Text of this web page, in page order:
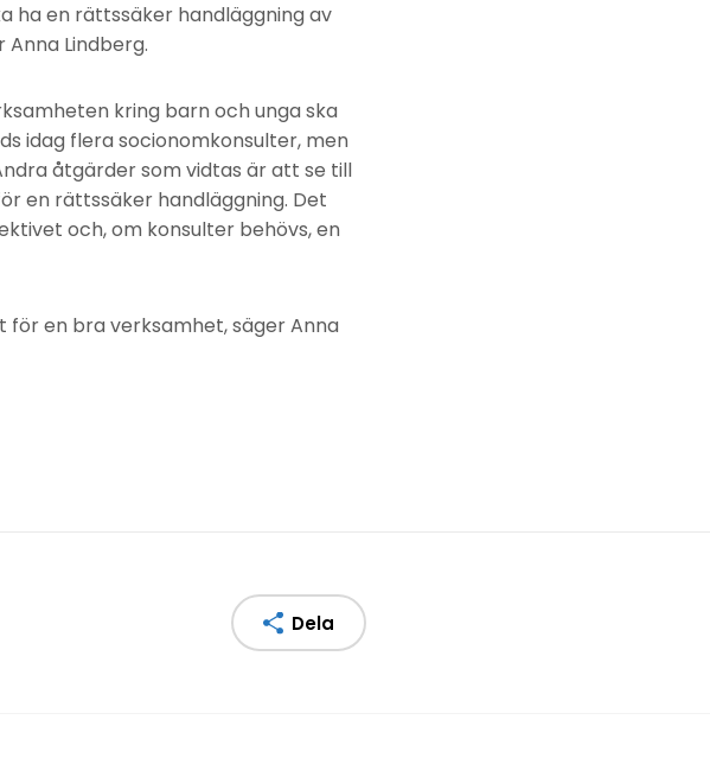
ha en rättssäker handläggning av
Lindberg.
kring barn och unga ska
idag flera socionomkonsulter, men
åtgärder som vidtas är att se till
en rättssäker handläggning. Det
och, om konsulter behövs, en
en bra verksamhet, säger Anna
Dela